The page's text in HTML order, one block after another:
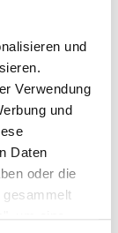
und
Verwendung
und
Daten
oder die
um eine